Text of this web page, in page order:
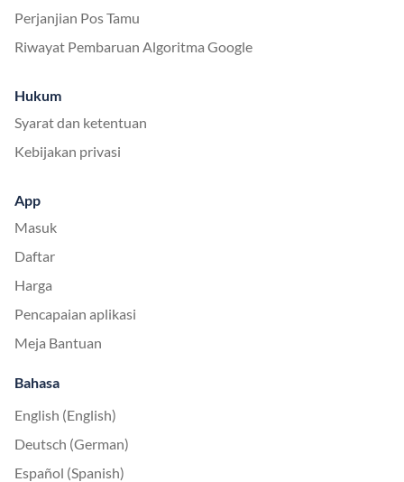
Perjanjian Pos Tamu
Riwayat Pembaruan Algoritma Google
Hukum
Syarat dan ketentuan
Kebijakan privasi
App
Masuk
Daftar
Harga
Pencapaian aplikasi
Meja Bantuan
Bahasa
English (English)
Deutsch (German)
Español (Spanish)